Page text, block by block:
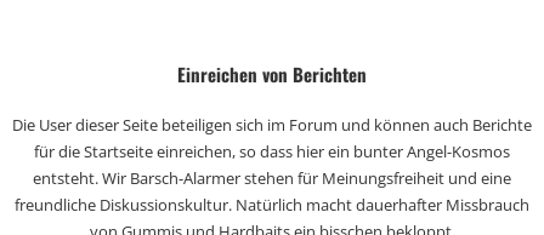
Einreichen von Berichten
Die User dieser Seite beteiligen sich im Forum und können auch Berichte
für die Startseite einreichen, so dass hier ein bunter Angel-Kosmos
entsteht. Wir Barsch-Alarmer stehen für Meinungsfreiheit und eine
freundliche Diskussionskultur. Natürlich macht dauerhafter Missbrauch